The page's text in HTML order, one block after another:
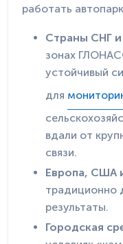
работать
Страны СНГ
зонах
устойчивый
для
вдали от
связи.
Европа, США
традиционно
результаты.
Городская